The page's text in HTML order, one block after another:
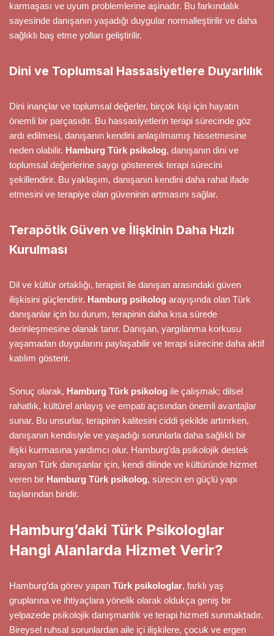
karmaşası ve uyum problemlerine aşinadır. Bu farkındalık
sayesinde danışanın yaşadığı duygular normalleştirilir ve daha
sağlıklı baş etme yolları geliştirilir.
Dini ve Toplumsal Hassasiyetlere Duyarlılık
Dini inançlar ve toplumsal değerler, birçok kişi için hayatın
önemli bir parçasıdır. Bu hassasiyetlerin terapi sürecinde göz
ardı edilmesi, danışanın kendini anlaşılmamış hissetmesine
neden olabilir. Hamburg Türk psikolog, danışanın dini ve
toplumsal değerlerine saygı göstererek terapi sürecini
şekillendirir. Bu yaklaşım, danışanın kendini daha rahat ifade
etmesini ve terapiye olan güveninin artmasını sağlar.
Terapötik Güven ve İlişkinin Daha Hızlı
Kurulması
Dil ve kültür ortaklığı, terapist ile danışan arasındaki güven
ilişkisini güçlendirir. Hamburg psikolog arayışında olan Türk
danışanlar için bu durum, terapinin daha kısa sürede
derinleşmesine olanak tanır. Danışan, yargılanma korkusu
yaşamadan duygularını paylaşabilir ve terapi sürecine daha aktif
katılım gösterir.
Sonuç olarak, Hamburg Türk psikolog ile çalışmak; dilsel
rahatlık, kültürel anlayış ve empati açısından önemli avantajlar
sunar. Bu unsurlar, terapinin kalitesini ciddi şekilde artırırken,
danışanın kendisiyle ve yaşadığı sorunlarla daha sağlıklı bir
ilişki kurmasına yardımcı olur. Hamburg’da psikolojik destek
arayan Türk danışanlar için, kendi dilinde ve kültüründe hizmet
veren bir Hamburg Türk psikolog, sürecin en güçlü yapı
taşlarından biridir.
Hamburg’daki Türk Psikologlar
Hangi Alanlarda Hizmet Verir?
Hamburg’da görev yapan Türk psikologlar, farklı yaş
gruplarına ve ihtiyaçlara yönelik olarak oldukça geniş bir
yelpazede psikolojik danışmanlık ve terapi hizmeti sunmaktadır.
Bireysel ruhsal sorunlardan aile içi ilişkilere, çocuk ve ergen